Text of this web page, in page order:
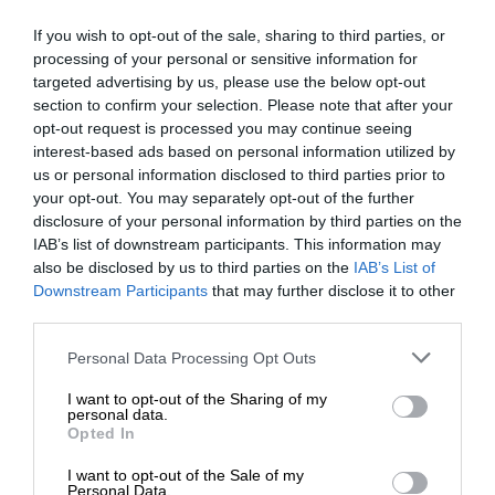
If you wish to opt-out of the sale, sharing to third parties, or
processing of your personal or sensitive information for
targeted advertising by us, please use the below opt-out
section to confirm your selection. Please note that after your
opt-out request is processed you may continue seeing
interest-based ads based on personal information utilized by
us or personal information disclosed to third parties prior to
your opt-out. You may separately opt-out of the further
disclosure of your personal information by third parties on the
IAB’s list of downstream participants. This information may
also be disclosed by us to third parties on the IAB’s List of
Downstream Participants that may further disclose it to other
Personal Data Processing Opt Outs
I want to opt-out of the Sharing of my
personal data.
Opted In
I want to opt-out of the Sale of my
Personal Data.
Rozmiar
obudowy
Obudowa
Grafika
Zintegrowana grafika:
obsługa do 4 wyświetlaczy
Opcjonalna grafika AMD
Radeon™ RX
Opcjonalna grafika NVIDIA®
RTX™
grafika:
do 4
Opcjonalna
grafika
Radeon™ RX
Opcjonalna
grafika
RTX™
Pamięć
Do 64 GB pamięci DDR5, 2
Do 128